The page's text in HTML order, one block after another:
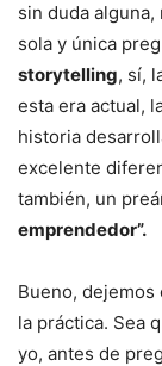
sin duda
sola y única
storytelling, sí,
esta era actual,
historia
excelente
también, un
emprendedor”.
Bueno, dejemos
la práctica. Sea
yo, antes de